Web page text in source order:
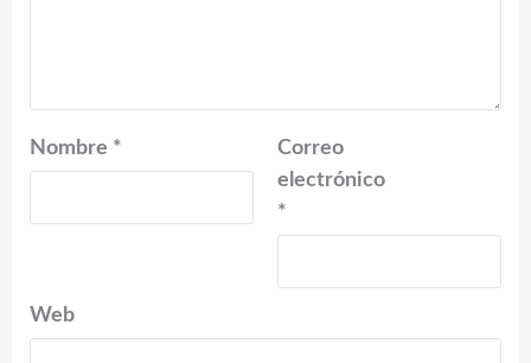
Nombre *
Correo
electrónico
*
Web